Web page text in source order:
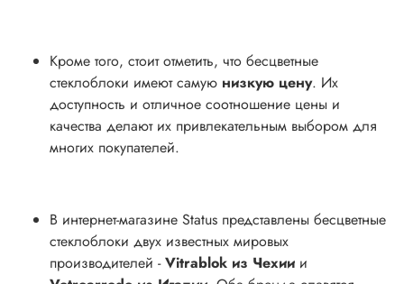
Кроме того, стоит отметить, что бесцветные
стеклоблоки имеют самую низкую цену. Их
доступность и отличное соотношение цены и
качества делают их привлекательным выбором для
многих покупателей.
В интернет-магазине Status представлены бесцветные
стеклоблоки двух известных мировых
производителей -Vitrablok из Чехии и